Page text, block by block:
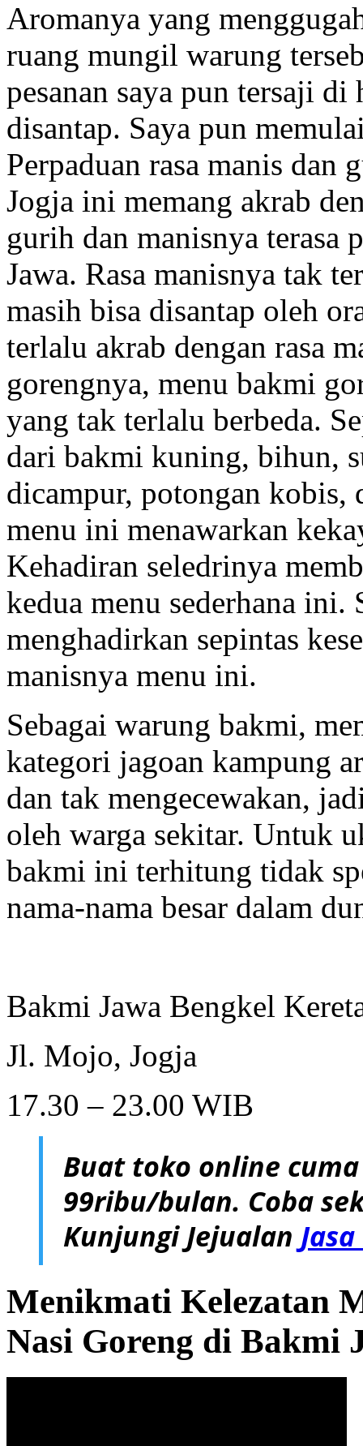
Aromanya yang
ruang mungil warung
pesanan saya pun tersaji di
disantap. Saya pun
Perpaduan rasa manis dan
Jogja ini memang akrab
gurih dan manisnya terasa
Jawa. Rasa manisnya tak
masih bisa disantap oleh
terlalu akrab dengan rasa
gorengnya, menu bakmi
yang tak terlalu berbeda.
dari bakmi kuning, bihun,
dicampur, potongan kobis,
menu ini menawarkan
Kehadiran seledrinya
kedua menu sederhana ini.
menghadirkan sepintas
manisnya menu ini.
Sebagai warung bakmi,
kategori jagoan kampung
dan tak mengecewakan,
oleh warga sekitar. Untuk
bakmi ini terhitung tidak
nama-nama besar dalam
Bakmi Jawa Bengkel
Jl. Mojo, Jogja
17.30 – 23.00 WIB
Buat toko online
99ribu/bulan. Coba
Kunjungi Jejualan
Menikmati Kelezatan
Nasi Goreng di Bakmi